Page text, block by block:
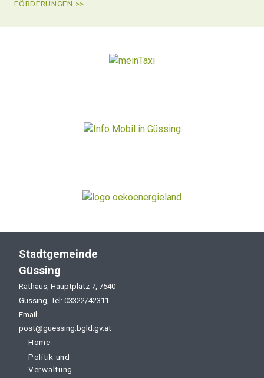
FÖRDERUNGEN >>
Stadtgemeinde
Güssing
Rathaus, Hauptplatz 7, 7540
Güssing, Tel: 03322/42311
Email:
post@guessing.bgld.gv.at
Home
Politik und
Verwaltung